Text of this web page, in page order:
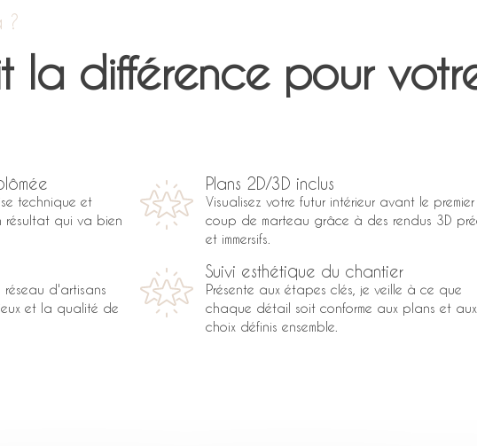
?
la différence pour
technique et
résultat qui va bien
Plans 2D/3D inclus
Visualisez votre futur intérieur avant le premier
coup de marteau grâce à des rendus 3D
et immersifs.
d'artisans
et la qualité de
Suivi esthétique du chantier
Présente aux étapes clés, je veille à ce que
chaque détail soit conforme aux plans et aux
choix définis ensemble.